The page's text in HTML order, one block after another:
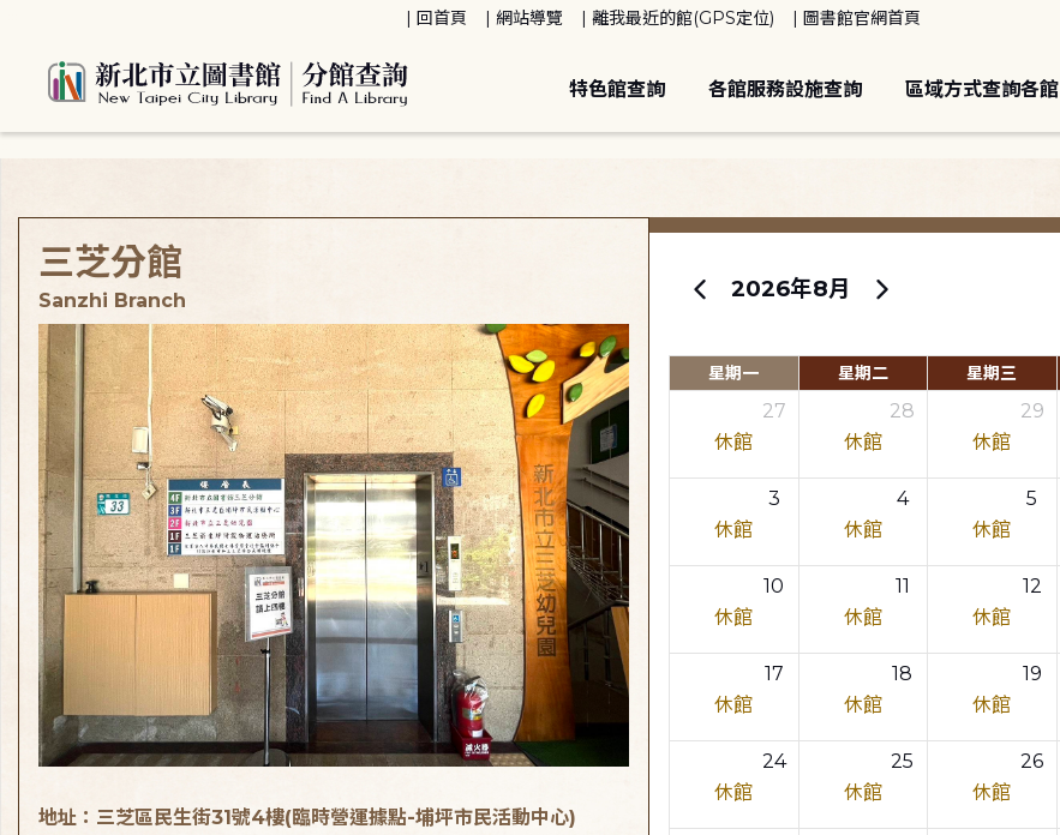
回首頁 網站導覽 離我最近的館(GPS定位) 圖書館官網首頁
特色館查詢 各館服務設施查詢 區域方式查詢各館
2026年8月
星期一 星期二 星期三
27
休館
28
休館
29
休館
3
休館
4
休館
5
休館
10
休館
11
休館
12
休館
17
休館
18
休館
19
休館
24
休館
25
休館
26
休館
三芝分館
Sanzhi Branch
地址：三芝區民生街31號4樓(臨時營運據點-埔坪市民活動中心)